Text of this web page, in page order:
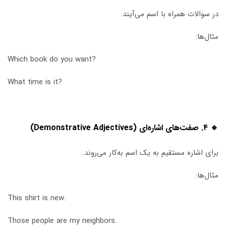
در سوالات همراه با اسم می‌آیند.
مثال‌ها:
Which book do you want?
What time is it?
🔹 ۴. صفت‌های اشاره‌ای (Demonstrative Adjectives)
برای اشاره مستقیم به یک اسم به‌کار می‌روند.
مثال‌ها:
This shirt is new.
Those people are my neighbors.